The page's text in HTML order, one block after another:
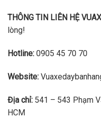
THÔNG TIN LIÊN HỆ
lòng!
Hotline: 0905 45 70 70
Website:
Địa chỉ: 541 – 543 Phạm
HCM